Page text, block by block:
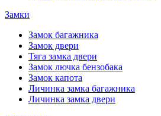
Замки
Замок багажника
Замок двери
Тяга замка двери
Замок лючка бензобака
Замок капота
Личинка замка багажника
Личинка замка двери